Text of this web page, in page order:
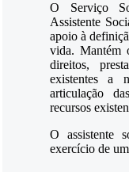
O Serviço
Assistente
apoio à
vida. Mantém
direitos,
existentes a
articulação
recursos
O assistente
exercício de